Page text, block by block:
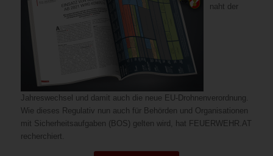
naht der
Jahreswechsel und damit auch die neue EU-Drohnenverordnung.
Wie dieses Regulativ nun auch für Behörden und Organisationen
mit Sicherheitsaufgaben (BOS) gelten wird, hat FEUERWEHR.AT
recherchiert.